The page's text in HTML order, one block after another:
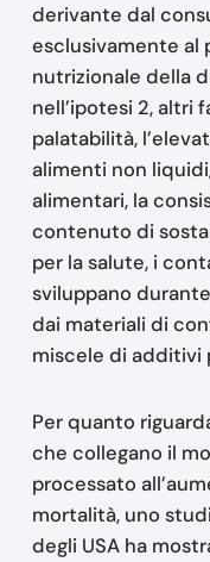
derivante dal
esclusivamente al
nutrizionale della
nell’ipotesi 2, altri
palatabilità,
alimenti non
alimentari, la
contenuto di
per la salute, i
sviluppano
dai materiali di
miscele di additivi
Per quanto
che collegano il
processato
mortalità, uno
degli USA ha